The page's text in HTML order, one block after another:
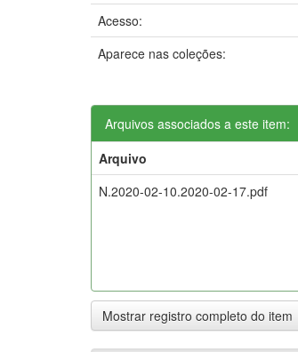
Acesso:
Aparece nas coleções:
Arquivos associados a este item:
Arquivo
N.2020-02-10.2020-02-17.pdf
Mostrar registro completo do item